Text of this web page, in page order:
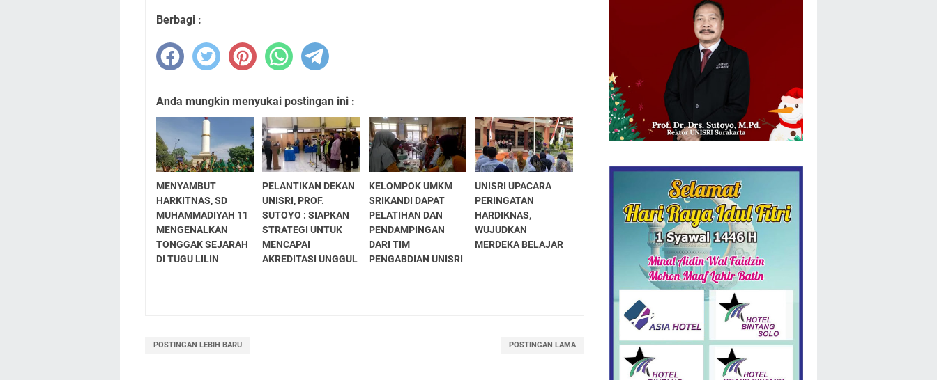
Berbagi :
Anda mungkin menyukai postingan ini :
MENYAMBUT
HARKITNAS, SD
MUHAMMADIYAH 11
MENGENALKAN
TONGGAK SEJARAH
DI TUGU LILIN
PELANTIKAN DEKAN
UNISRI, PROF.
SUTOYO : SIAPKAN
STRATEGI UNTUK
MENCAPAI
AKREDITASI UNGGUL
KELOMPOK UMKM
SRIKANDI DAPAT
PELATIHAN DAN
PENDAMPINGAN
DARI TIM
PENGABDIAN UNISRI
UNISRI UPACARA
PERINGATAN
HARDIKNAS,
WUJUDKAN
MERDEKA BELAJAR
POSTINGAN LEBIH BARU POSTINGAN LAMA